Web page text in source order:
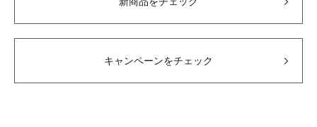
キャンペーンをチェック